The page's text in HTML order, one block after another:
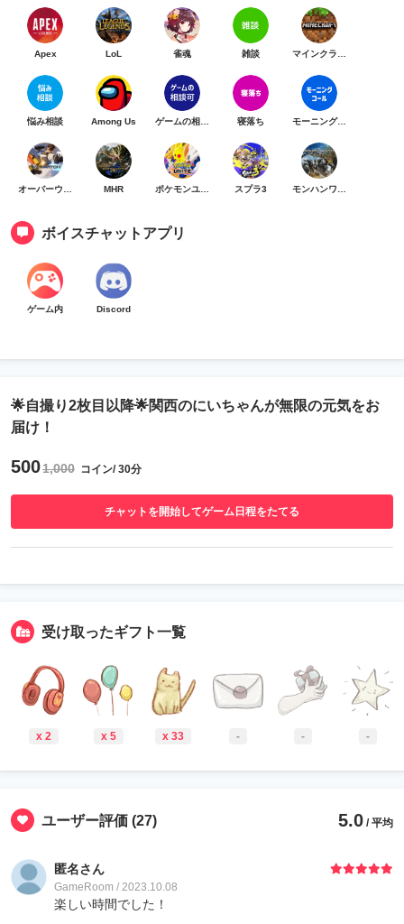
Apex LoL 雀魂 雑談
悩み相談 Among Us 寝落ち モーニングコール
MHR スプラ3
ボイスチャットアプリ
ゲーム内 Discord
🌟自撮り2枚目以降🌟関西のにいちゃんが無限の元気をお
届け！
5001,000 コイン/ 30分
チャットを開始してゲーム日程をたてる
受け取ったギフト一覧
x 2 x 5 x 33 - - -
ユーザー評価 (27) 5.0 / 平均
匿名さん
GameRoom / 2023.10.08
楽しい時間でした！